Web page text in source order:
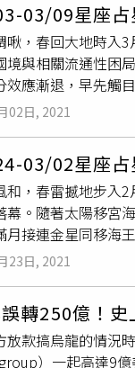
攀升最多 牡羊座
無太多煩惱。偏財
發謀略後動成事在
關。在職涯上蓄勢
風景更美機不可失
口打動人心。漏
蟹告別業力，滿月
本周健康與心理狀
里無雲。獅子本周
刻解脫。財運方面
處女的焦點從利他
雲野鶴，無心財利
皆宜，成績燦然，
感情是守得雲開見
辨，切莫走心。但
花深處。 射手座
03/09星座占
啾，春回大地時入
境與相關流通性困
效應漸退，早先觸
技消費，或有世代
的人心與社會，
花想容吟風弄月，
水木相合加持，可
周金牛人前風光，
部分金牛有欠款入
局，喜事遲來盈門
之樂。木水合相期
信手即招徠借力使
則是點亮財帛宮，
02日, 2021
03/02星座占
和，春雷撼地步入
幕。隨著太陽移宮
月接連金星同移海
疫情肆虐衍生的社
人爭議言論，或
坐黃金屋吟風弄月
氣，裝傻為上。金
23日, 2021
轉250億！
放款搞烏龍的情況
）一起高達9